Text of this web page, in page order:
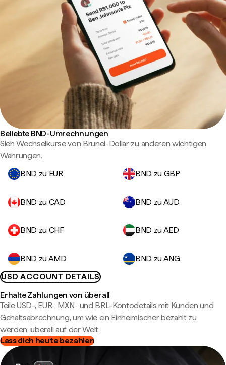
Beliebte BND-Umrechnungen
Sieh Wechselkurse von Brunei-Dollar zu anderen wichtigen
Währungen.
BND zu EUR
BND zu GBP
BND zu CAD BND zu AUD
BND zu CHF BND zu AED
BND zu AMD
BND zu ANG
USD ACCOUNT DETAILS
Erhalte Zahlungen von überall
Teile USD-, EUR-, MXN- und BRL-Kontodetails mit Kunden und
Gehaltsabrechnung, um wie ein Einheimischer bezahlt zu
werden, überall auf der Welt.
Lass dich heute bezahlen